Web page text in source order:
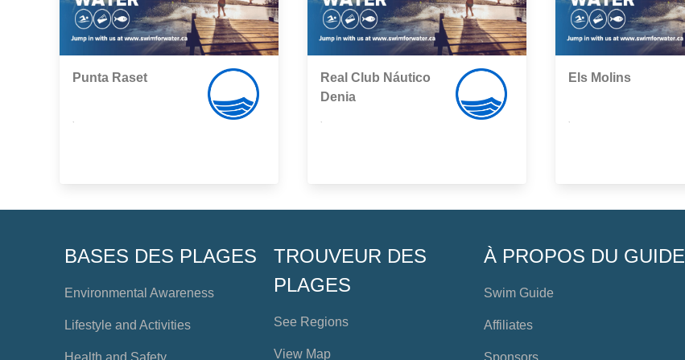
Punta Raset
Real Club Náutico
Denia
Els Molins
BASES DES PLAGES
Environmental Awareness
Lifestyle and Activities
Health and Safety
TROUVEUR DES
PLAGES
See Regions
View Map
À PROPOS DU GUIDE
Swim Guide
Affiliates
Sponsors